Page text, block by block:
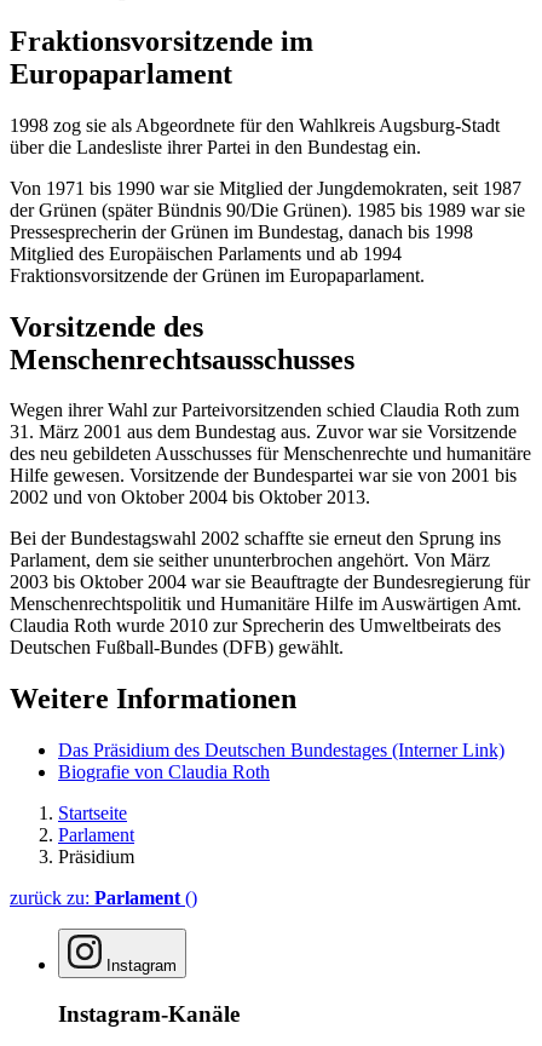
Fraktionsvorsitzende im
Europaparlament
1998 zog sie als Abgeordnete für den Wahlkreis Augsburg-Stadt
über die Landesliste ihrer Partei in den Bundestag ein.
Von 1971 bis 1990 war sie Mitglied der Jungdemokraten, seit 1987
der Grünen (später Bündnis 90/Die Grünen). 1985 bis 1989 war sie
Pressesprecherin der Grünen im Bundestag, danach bis 1998
Mitglied des Europäischen Parlaments und ab 1994
Fraktionsvorsitzende der Grünen im Europaparlament.
Vorsitzende des
Menschenrechtsausschusses
Wegen ihrer Wahl zur Parteivorsitzenden schied Claudia Roth zum
31. März 2001 aus dem Bundestag aus. Zuvor war sie Vorsitzende
des neu gebildeten Ausschusses für Menschenrechte und humanitäre
Hilfe gewesen. Vorsitzende der Bundespartei war sie von 2001 bis
2002 und von Oktober 2004 bis Oktober 2013.
Bei der Bundestagswahl 2002 schaffte sie erneut den Sprung ins
Parlament, dem sie seither ununterbrochen angehört. Von März
2003 bis Oktober 2004 war sie Beauftragte der Bundesregierung für
Menschenrechtspolitik und Humanitäre Hilfe im Auswärtigen Amt.
Claudia Roth wurde 2010 zur Sprecherin des Umweltbeirats des
Deutschen Fußball-Bundes (DFB) gewählt.
Weitere Informationen
Das Präsidium des Deutschen Bundestages (Interner Link)
Biografie von Claudia Roth
Startseite
Parlament
Präsidium
zurück zu: Parlament ()
Instagram
Instagram-Kanäle